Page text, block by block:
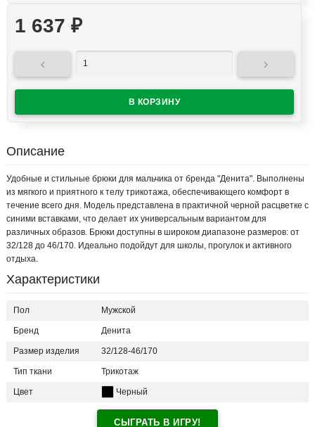
1 637 ₽
 
Описание
Удобные и стильные брюки для мальчика от бренда "Денита". Выполнены
из мягкого и приятного к телу трикотажа, обеспечивающего комфорт в
течение всего дня. Модель представлена в практичной черной расцветке с
синими вставками, что делает их универсальным вариантом для
различных образов. Брюки доступны в широком диапазоне размеров: от
32/128 до 46/170. Идеально подойдут для школы, прогулок и активного
отдыха.
Характеристики
Пол Мужской
Бренд Денита
Размер изделия 32/128-46/170
Тип ткани Трикотаж
Цвет Черный
СЫГРАТЬ В ИГРУ!